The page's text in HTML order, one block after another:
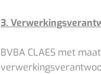
3.
BVBA CLAES met